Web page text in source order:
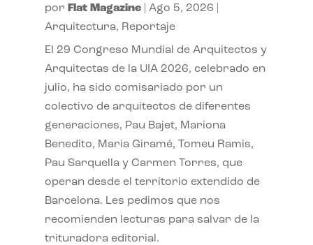
por Flat Magazine| Ago 5, 2026
Arquitectura, Reportaje
El 29 Congreso Mundial de Arquitectos y
Arquitectas de la UIA 2026, celebrado en
julio, ha sido comisariado por un
colectivo de arquitectos de diferentes
generaciones, Pau Bajet, Mariona
Benedito, Maria Giramé, Tomeu Ramis,
Pau Sarquella y Carmen Torres, que
operan desde el territorio extendido de
Barcelona. Les pedimos que nos
recomienden lecturas para salvar de la
trituradora editorial.